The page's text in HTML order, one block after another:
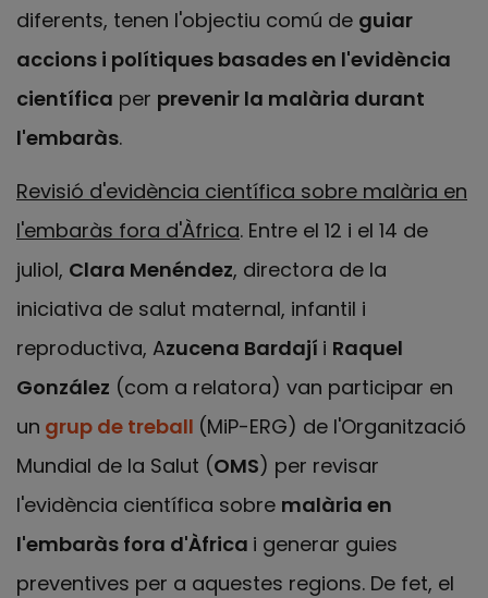
diferents, tenen l'objectiu comú de guiar
accions i polítiques basades en l'evidència
científica per prevenir la malària durant
l'embaràs.
Revisió d'evidència científica sobre malària en
l'embaràs fora d'Àfrica. Entre el 12 i el 14 de
juliol, Clara Menéndez, directora de la
iniciativa de salut maternal, infantil i
reproductiva, Azucena Bardají i Raquel
González (com a relatora) van participar en
un grup de treball (MiP-ERG) de l'Organització
Mundial de la Salut (OMS) per revisar
l'evidència científica sobre malària en
l'embaràs fora d'Àfrica i generar guies
preventives per a aquestes regions. De fet, el